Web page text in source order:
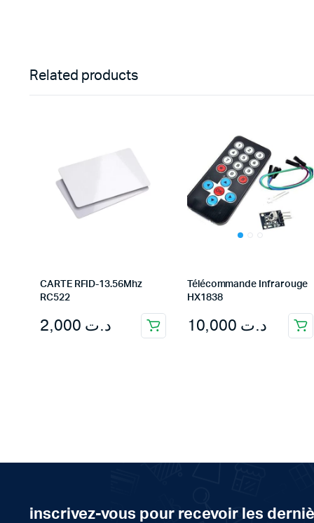
Related products
CARTE RFID-13.56Mhz
RC522
د.ت
Télécommande Infrarouge
HX1838
د.ت
inscrivez-vous pour recevoir les